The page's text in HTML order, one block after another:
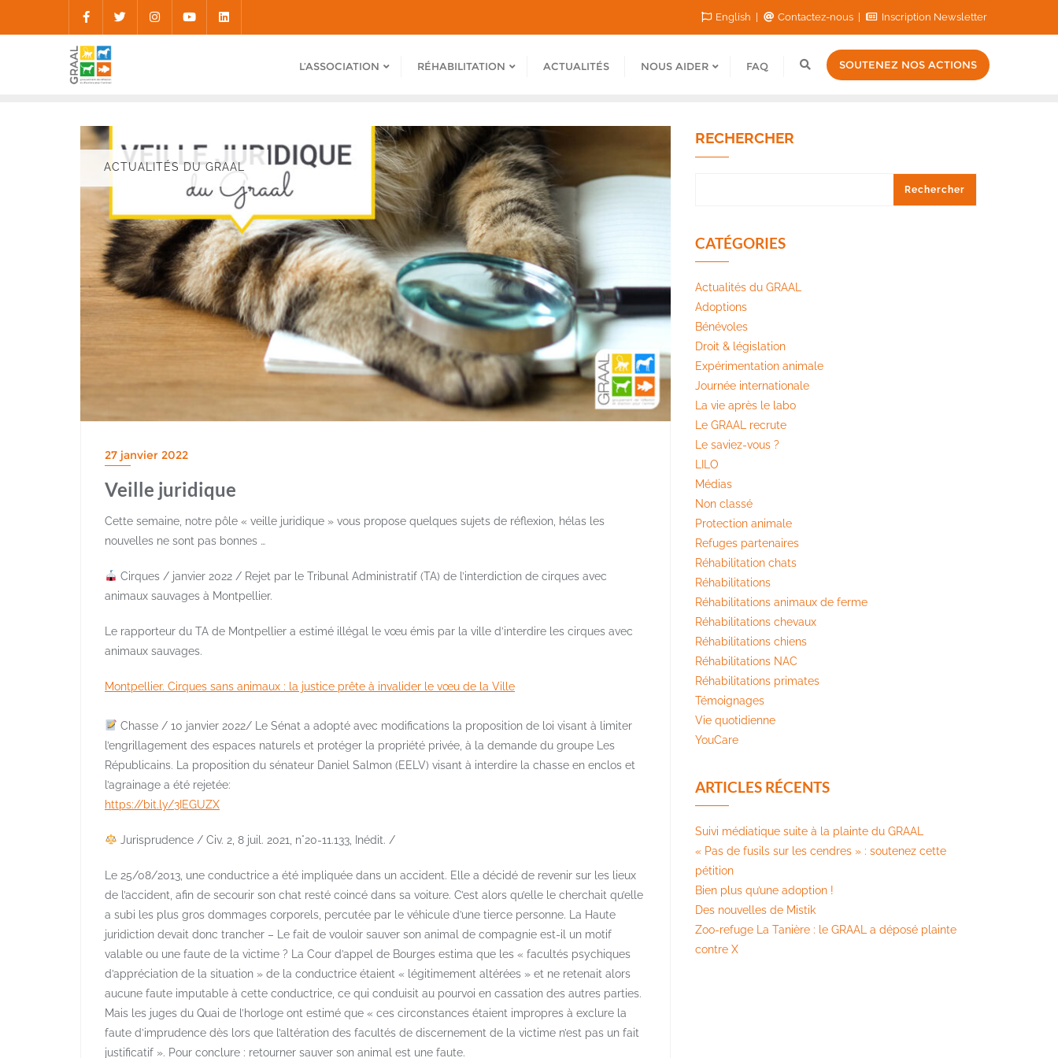
English Contactez-nous Inscription Newsletter
L’ASSOCIATION RÉHABILITATION ACTUALITÉS NOUS AIDER FAQ SOUTENEZ NOS ACTIONS
ACTUALITÉS DU GRAAL
27 janvier 2022
Veille juridique
Cette semaine, notre pôle « veille juridique » vous propose quelques sujets de réflexion, hélas les
nouvelles ne sont pas bonnes …
Cirques / janvier 2022 / Rejet par le Tribunal Administratif (TA) de l’interdiction de cirques avec
animaux sauvages à Montpellier.
Le rapporteur du TA de Montpellier a estimé illégal le vœu émis par la ville d’interdire les cirques avec
animaux sauvages.
Montpellier. Cirques sans animaux : la justice prête à invalider le vœu de la Ville
Chasse / 10 janvier 2022/ Le Sénat a adopté avec modifications la proposition de loi visant à limiter
l’engrillagement des espaces naturels et protéger la propriété privée, à la demande du groupe Les
Républicains. La proposition du sénateur Daniel Salmon (EELV) visant à interdire la chasse en enclos et
l’agrainage a été rejetée:
https://bit.ly/3IEGUZX
Jurisprudence / Civ. 2, 8 juil. 2021, n°20-11.133, Inédit. /
Le 25/08/2013, une conductrice a été impliquée dans un accident. Elle a décidé de revenir sur les lieux
de l’accident, afin de secourir son chat resté coincé dans sa voiture. C’est alors qu’elle le cherchait qu’elle
a subi les plus gros dommages corporels, percutée par le véhicule d’une tierce personne. La Haute
juridiction devait donc trancher – Le fait de vouloir sauver son animal de compagnie est-il un motif
valable ou une faute de la victime ? La Cour d’appel de Bourges estima que les « facultés psychiques
d’appréciation de la situation » de la conductrice étaient « légitimement altérées » et ne retenait alors
aucune faute imputable à cette conductrice, ce qui conduisit au pourvoi en cassation des autres parties.
Mais les juges du Quai de l’horloge ont estimé que « ces circonstances étaient impropres à exclure la
faute d’imprudence dès lors que l’altération des facultés de discernement de la victime n’est pas un fait
justificatif ». Pour conclure : retourner sauver son animal est une faute.
RECHERCHER
Rechercher
CATÉGORIES
Actualités du GRAAL
Adoptions
Bénévoles
Droit & législation
Expérimentation animale
Journée internationale
La vie après le labo
Le GRAAL recrute
Le saviez-vous ?
LILO
Médias
Non classé
Protection animale
Refuges partenaires
Réhabilitation chats
Réhabilitations
Réhabilitations animaux de ferme
Réhabilitations chevaux
Réhabilitations chiens
Réhabilitations NAC
Réhabilitations primates
Témoignages
Vie quotidienne
YouCare
ARTICLES RÉCENTS
Suivi médiatique suite à la plainte du GRAAL
« Pas de fusils sur les cendres » : soutenez cette
pétition​
Bien plus qu’une adoption !
Des nouvelles de Mistik
Zoo-refuge La Tanière : le GRAAL a déposé plainte
contre X